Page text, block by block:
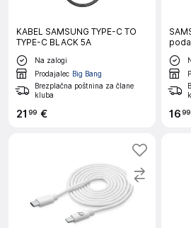
KABEL SAMSUNG TYPE-C TO
TYPE-C BLACK 5A
Na zalogi
Prodajalec Big Bang
Brezplačna poštnina za člane
kluba
21 99 € 1699